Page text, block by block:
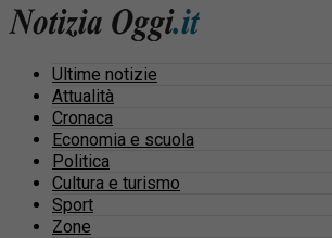
Ultime notizie
Attualità
Cronaca
Economia e scuola
Politica
Cultura e turismo
Sport
Zone